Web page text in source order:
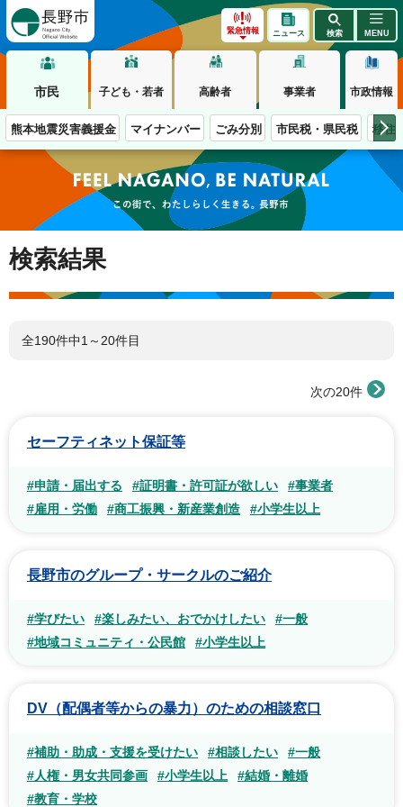
緊急情報 ニュース 検索 MENU
市民 子ども・若者 高齢者 事業者 市政情報
熊本地震災害義援金 マイナンバー ごみ分別 市民税・県民税 移住
この街で、わたしらしく生きる。長野市
検索結果
全190件中1～20件目
次の20件
セーフティネット保証等
#申請・届出する #証明書・許可証が欲しい
#事業者
#雇用・労働
#商工振興・新産業創造 #小学生以上
長野市のグループ・サークルのご紹介
#学びたい #楽しみたい、おでかけしたい
#一般
#地域コミュニティ・公民館
#小学生以上
DV（配偶者等からの暴力）のための相談窓口
#補助・助成・支援を受けたい #相談したい
#一般
#人権・男女共同参画
#小学生以上
#結婚・離婚
#教育・学校